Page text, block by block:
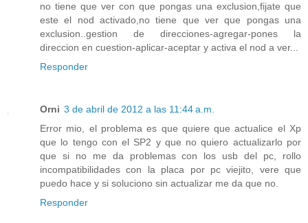
no tiene que ver con que pongas una exclusion,fijate que
este el nod activado,no tiene que ver que pongas una
exclusion..gestion de direcciones-agregar-pones la
direccion en cuestion-aplicar-aceptar y activa el nod a ver...
Responder
Orni 3 de abril de 2012 a las 11:44 a.m.
Error mio, el problema es que quiere que actualice el Xp
que lo tengo con el SP2 y que no quiero actualizarlo por
que si no me da problemas con los usb del pc, rollo
incompatibilidades con la placa por pc viejito, vere que
puedo hace y si soluciono sin actualizar me da que no.
Responder